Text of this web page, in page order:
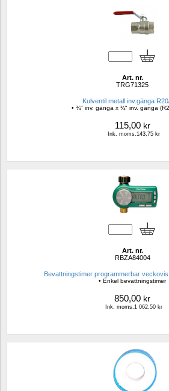
Art. nr.
TRG71325
Kulventil metall inv.gänga
• ¾" inv. gänga x ¾" inv. gänga
115,00kr
Ink. moms.143,75 kr
Art. nr.
RBZA84004
Bevattningstimer programmerbar
• Enkel bevattningstimer
850,00 kr
Ink. moms.1 062,50 kr